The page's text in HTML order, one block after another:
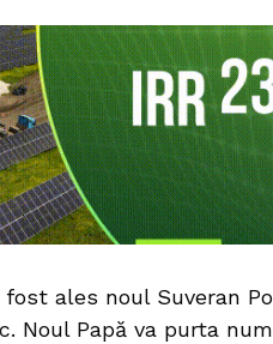
ales noul Suveran
Noul Papă va purta